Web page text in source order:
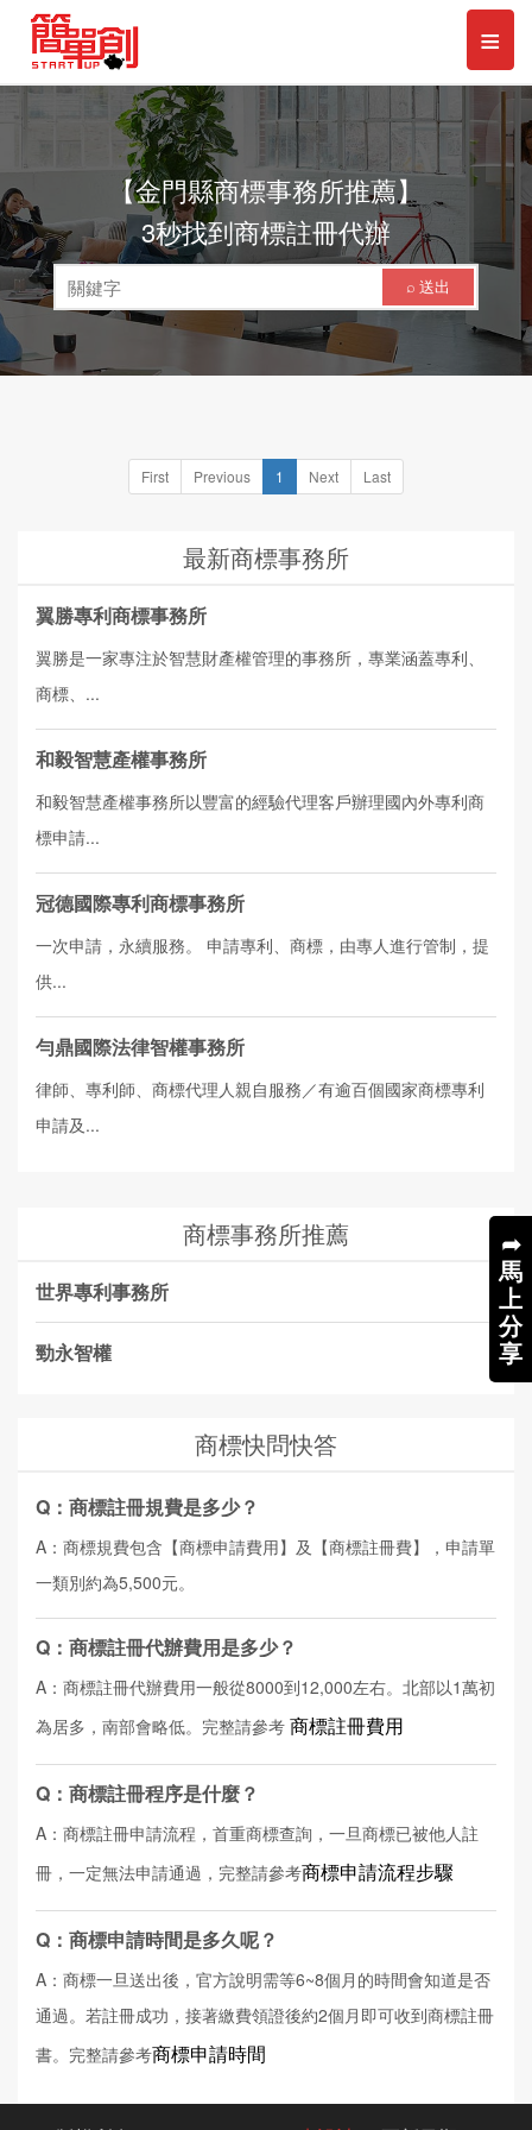
≡
➦
馬
上
分
享
【金門縣商標事務所推薦】
3秒找到商標註冊代辦
⌕ 送出
First Previous 1 Next Last
最新商標事務所
翼勝專利商標事務所
翼勝是一家專注於智慧財產權管理的事務所，專業涵蓋專利、
商標、...
和毅智慧產權事務所
和毅智慧產權事務所以豐富的經驗代理客戶辦理國內外專利商
標申請...
冠德國際專利商標事務所
一次申請，永續服務。 申請專利、商標，由專人進行管制，提
供...
勻鼎國際法律智權事務所
律師、專利師、商標代理人親自服務／有逾百個國家商標專利
申請及...
商標事務所推薦
世界專利事務所
勁永智權
商標快問快答
Q：商標註冊規費是多少？
A：商標規費包含【商標申請費用】及【商標註冊費】，申請單
一類別約為5,500元。
Q：商標註冊代辦費用是多少？
A：商標註冊代辦費用一般從8000到12,000左右。北部以1萬初
為居多，南部會略低。完整請參考 商標註冊費用
Q：商標註冊程序是什麼？
A：商標註冊申請流程，首重商標查詢，一旦商標已被他人註
冊，一定無法申請通過，完整請參考商標申請流程步驟
Q：商標申請時間是多久呢？
A：商標一旦送出後，官方說明需等6~8個月的時間會知道是否
通過。若註冊成功，接著繳費領證後約2個月即可收到商標註冊
書。完整請參考商標申請時間